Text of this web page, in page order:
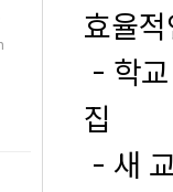
효율
- 학
집
- 새